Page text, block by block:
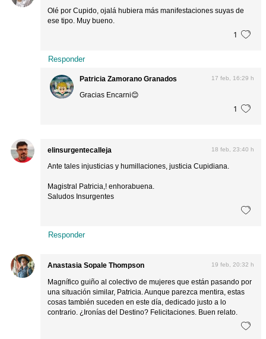
Olé por Cupido, ojalá hubiera más manifestaciones suyas de
ese tipo. Muy bueno.
1
Responder
Patricia Zamorano Granados 17 feb, 16:29 h
Gracias Encarni😊
1
elinsurgentecalleja 18 feb, 23:40 h
Ante tales injusticias y humillaciones, justicia Cupidiana.
Magistral Patricia,! enhorabuena.
Saludos Insurgentes
Responder
Anastasia Sopale Thompson 19 feb, 20:32 h
Magnífico guiño al colectivo de mujeres que están pasando por
una situación similar, Patricia. Aunque parezca mentira, estas
cosas también suceden en este día, dedicado justo a lo
contrario. ¿Ironías del Destino? Felicitaciones. Buen relato.